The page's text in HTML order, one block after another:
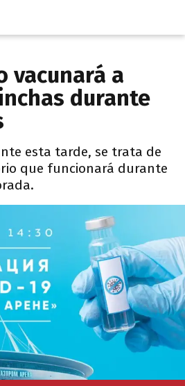
vacunará a
durante
esta tarde, se trata de
que funcionará durante